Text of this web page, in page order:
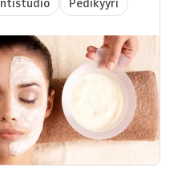
Pedikyyri